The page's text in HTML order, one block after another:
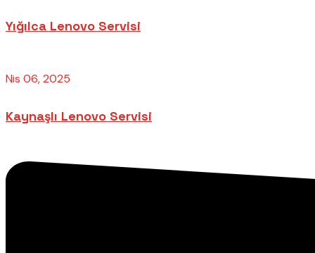
Yığılca Lenovo Servisi
Nis 06, 2025
Kaynaşlı Lenovo Servisi